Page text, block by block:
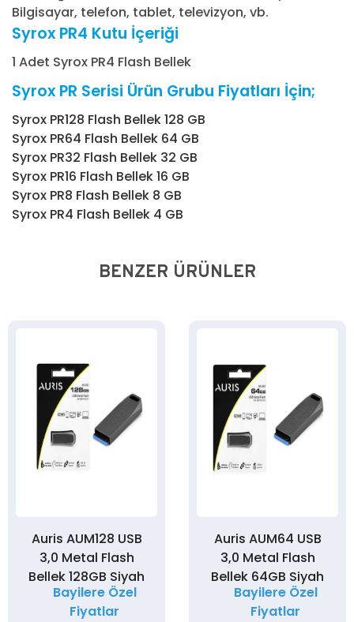
Bilgisayar, telefon, tablet, televizyon, vb.
Syrox PR4 Kutu İçeriği
1 Adet Syrox PR4 Flash Bellek
Syrox PR Serisi Ürün Grubu Fiyatları İçin;
Syrox PR128 Flash Bellek 128 GB
Syrox PR64 Flash Bellek 64 GB
Syrox PR32 Flash Bellek 32 GB
Syrox PR16 Flash Bellek 16 GB
Syrox PR8 Flash Bellek 8 GB
Syrox PR4 Flash Bellek 4 GB
BENZER ÜRÜNLER
Auris AUM128 USB
3,0 Metal Flash
Bellek 128GB Siyah
Bayilere Özel
Fiyatlar
Auris AUM64 USB
3,0 Metal Flash
Bellek 64GB Siyah
Bayilere Özel
Fiyatlar